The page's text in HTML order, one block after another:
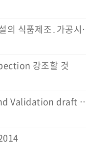
식품의약품안전처:
강조할 것
EC: Annex 15: